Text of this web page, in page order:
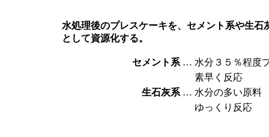
水処理後のプレスケーキを、セメント系や生
として資源化する。
セメント系 … 水分３５％程度
素早く反応
生石灰系 … 水分の多い原料
ゆっくり反応